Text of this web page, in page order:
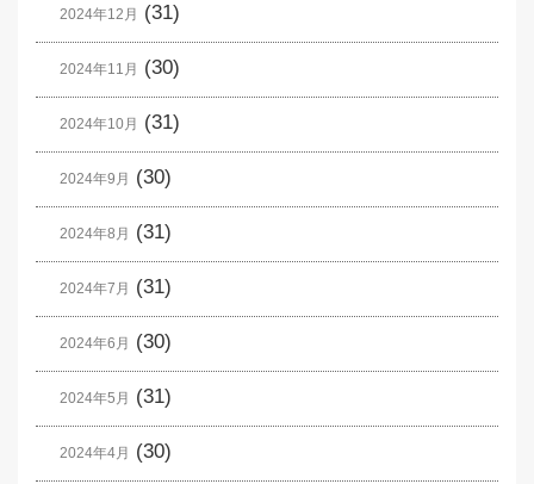
2024年12月 (31)
2024年11月 (30)
2024年10月 (31)
2024年9月 (30)
2024年8月 (31)
2024年7月 (31)
2024年6月 (30)
2024年5月 (31)
2024年4月 (30)